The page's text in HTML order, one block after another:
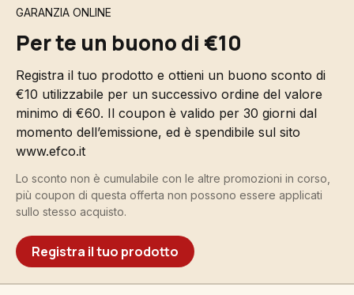
GARANZIA ONLINE
Per te un buono di €10
Registra il tuo prodotto e ottieni un buono sconto di
€10 utilizzabile per un successivo ordine del valore
minimo di €60. Il coupon è valido per 30 giorni dal
momento dell’emissione, ed è spendibile sul sito
www.efco.it
Lo sconto non è cumulabile con le altre promozioni in corso,
più coupon di questa offerta non possono essere applicati
sullo stesso acquisto.
Registra il tuo prodotto